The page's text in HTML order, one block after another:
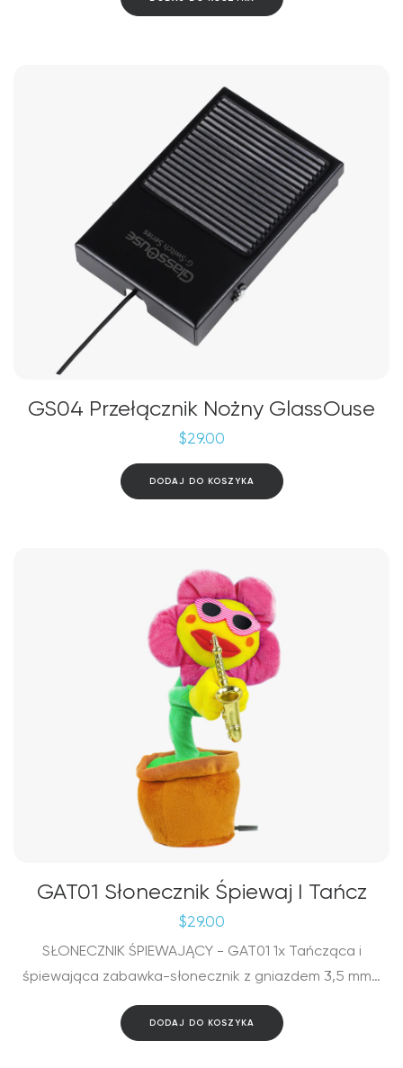
GS04 Przełącznik Nożny GlassOuse
$29.00
DODAJ DO KOSZYKA
GAT01 Słonecznik Śpiewaj I Tańcz
$29.00
SŁONECZNIK ŚPIEWAJĄCY - GAT01 1x Tańcząca i
śpiewająca zabawka-słonecznik z gniazdem 3,5 mm…
DODAJ DO KOSZYKA